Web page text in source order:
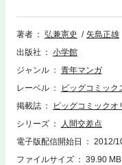
演して人気を呼んでいる芝
ている。だが、その小劇団
った
著者 弘兼憲史
矢島正雄
出版社
小学館
ジャンル
青年マンガ
レーベル
ビッグコミック
掲載誌
ビッグコミックオ
シリーズ
人間交差点
電子版配信開始日
2012/
ファイルサイズ
39.90 MB